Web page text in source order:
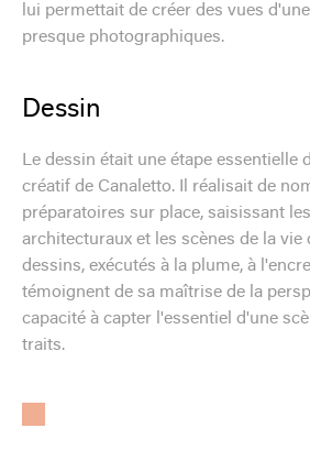
lui permettait de créer des vues
presque photographiques.
Dessin
Le dessin était une étape essentielle
créatif de Canaletto. Il réalisait de
préparatoires sur place, saisissant
architecturaux et les scènes de la vie
dessins, exécutés à la plume, à
témoignent de sa maîtrise de la
capacité à capter l'essentiel d'une
traits.